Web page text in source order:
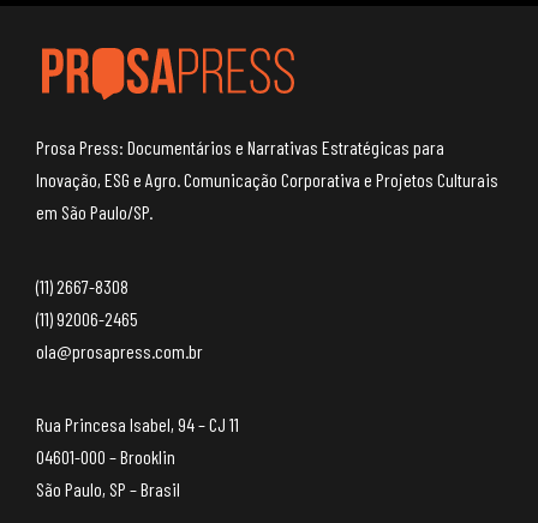
Prosa Press: Documentários e Narrativas Estratégicas para
Inovação, ESG e Agro. Comunicação Corporativa e Projetos Culturais
em São Paulo/SP.
(11) 2667-8308
(11) 92006-2465
ola@prosapress.com.br
Rua Princesa Isabel, 94 – CJ 11
04601-000 – Brooklin
São Paulo, SP – Brasil